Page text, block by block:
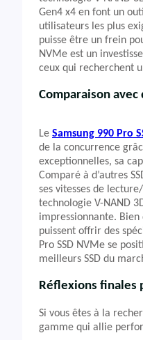
Gen4 x4 en font un
utilisateurs les plus
puisse être un frein
NVMe est un
ceux qui recherchent
Comparaison
Le Samsung 990 Pro
de la concurrence
exceptionnelles, sa
Comparé à d’autres
ses vitesses de
technologie V-NAND
impressionnante.
puissent offrir des
Pro SSD NVMe se
meilleurs SSD du
Réflexions finales
Si vous êtes à la
gamme qui allie